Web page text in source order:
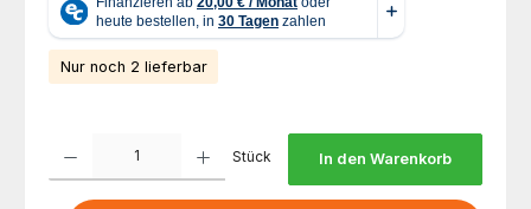
Nur noch 2 lieferbar
Stück In den Warenkorb